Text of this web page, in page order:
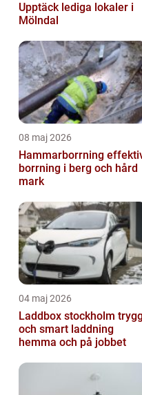
Upptäck lediga lokaler i
Mölndal
08 maj 2026
Hammarborrning effektiv
borrning i berg och hård
mark
04 maj 2026
Laddbox stockholm trygg
och smart laddning
hemma och på jobbet